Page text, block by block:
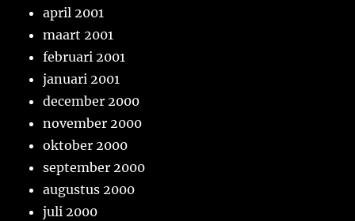
april 2001
maart 2001
februari 2001
januari 2001
december 2000
november 2000
oktober 2000
september 2000
augustus 2000
juli 2000